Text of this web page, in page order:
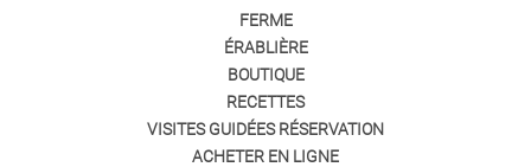
FERME
ÉRABLIÈRE
BOUTIQUE
RECETTES
VISITES GUIDÉES RÉSERVATION
ACHETER EN LIGNE